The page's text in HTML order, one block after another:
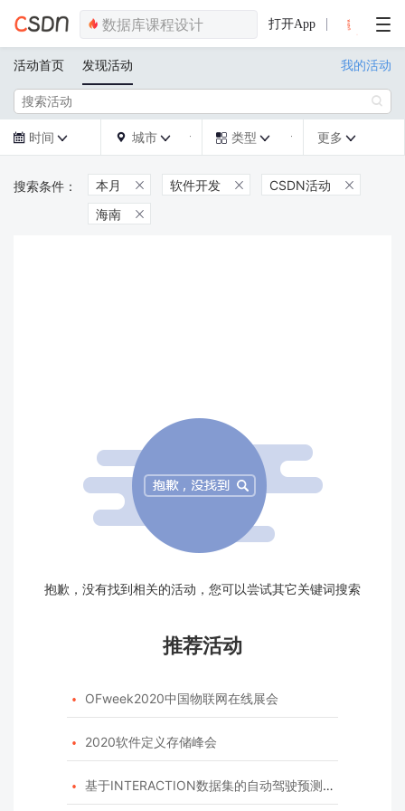
打开App
活动首页 发现活动 我的活动

 时间   城市   类型  更多 
本月  软件开发  CSDN活动 
海南 
抱歉，没有找到相关的活动，您可以尝试其它关键词搜索
推荐活动
 OFweek2020中国物联网在线展会
 2020软件定义存储峰会
 基于INTERACTION数据集的自动驾驶预测模型挑战赛